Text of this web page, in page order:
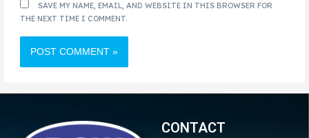
SAVE MY NAME, EMAIL, AND WEBSITE IN THIS BROWSER FOR
THE NEXT TIME I COMMENT.
CONTACT